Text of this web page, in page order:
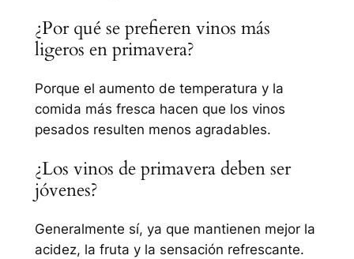
¿Por qué se prefieren vinos más
ligeros en primavera?
Porque el aumento de temperatura y la
comida más fresca hacen que los vinos
pesados resulten menos agradables.
¿Los vinos de primavera deben ser
jóvenes?
Generalmente sí, ya que mantienen mejor la
acidez, la fruta y la sensación refrescante.